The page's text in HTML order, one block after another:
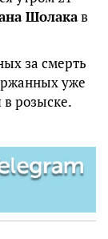
Шолакав
за смерть
уже
в розыске.